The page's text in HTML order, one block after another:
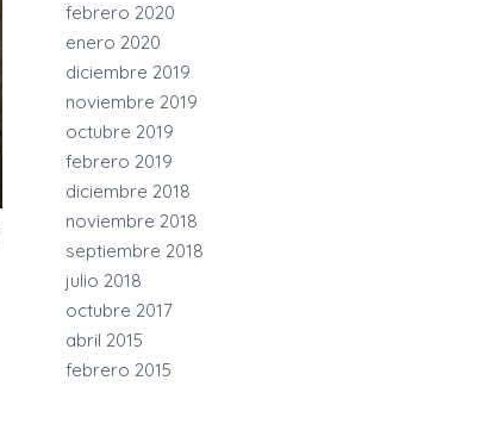
febrero 2020
enero 2020
diciembre 2019
noviembre 2019
octubre 2019
febrero 2019
diciembre 2018
noviembre 2018
septiembre 2018
julio 2018
octubre 2017
abril 2015
febrero 2015